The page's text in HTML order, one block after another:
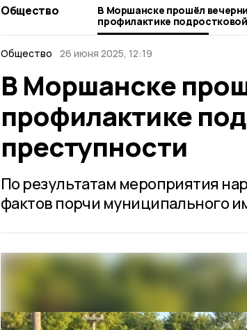
Общество
В Моршанске прошёл
профилактике подростковой
преступности
Общество 26 июня 2025, 12:19
В Моршанске
профилактике
преступности
По результатам мероприятия
фактов порчи муниципального